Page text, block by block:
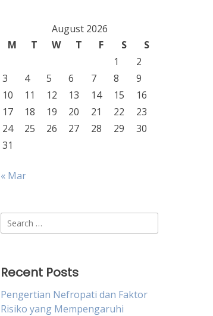
August 2026
M
T W T F S
S
1
2
3
4 5 6 7 8
9
10
11 12 13 14 15
16
17
18 19 20 21 22
23
24
25 26 27 28 29
30
31
« Mar
Search
for:
Recent Posts
Pengertian Nefropati dan Faktor
Risiko yang Mempengaruhi